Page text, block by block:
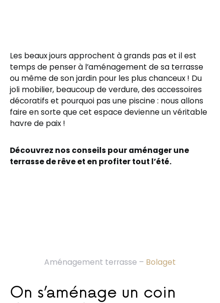
Les beaux jours approchent à grands pas et il est
temps de penser à l’aménagement de sa terrasse
ou même de son jardin pour les plus chanceux ! Du
joli mobilier, beaucoup de verdure, des accessoires
décoratifs et pourquoi pas une piscine : nous allons
faire en sorte que cet espace devienne un véritable
havre de paix !
Découvrez nos conseils pour aménager une
terrasse de rêve et en profiter tout l’été.
Aménagement terrasse – Bolaget
On s’aménage un coin